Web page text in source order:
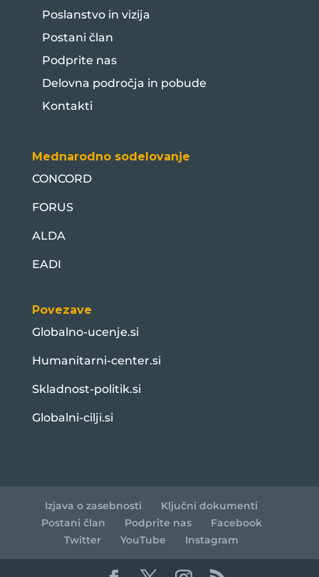
Poslanstvo in vizija
Postani član
Podprite nas
Delovna področja in pobude
Kontakti
Mednarodno sodelovanje
CONCORD
FORUS
ALDA
EADI
Povezave
Globalno-ucenje.si
Humanitarni-center.si
Skladnost-politik.si
Globalni-cilji.si
Izjava o zasebnosti
Ključni dokumenti
Postani član
Podprite nas
Facebook
Twitter
YouTube Instagram